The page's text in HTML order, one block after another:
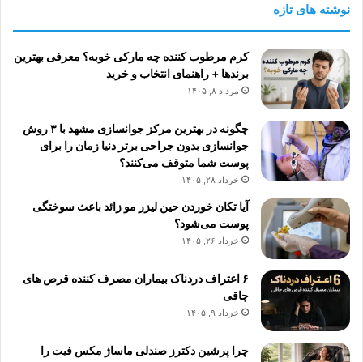
نوشته های تازه
کرم مرطوب کننده چه مارکی خوبه؟ معرفی بهترین
برندها + راهنمای انتخاب و خرید
مرداد ۸, ۱۴۰۵
چگونه در بهترین مرکز جوانسازی مشهد با ۳ روش
جوانسازی بدون جراحی برتر دنیا زمان را برای
پوست شما متوقف می‌کنند؟
خرداد ۲۸, ۱۴۰۵
آیا تکان خوردن حین لیزر مو زائد باعث سوختگی
پوست می‌شود؟
خرداد ۲۶, ۱۴۰۵
۶ اعتراف دردناک بیماران مصرف کننده قرص های
چاقی
خرداد ۹, ۱۴۰۵
چرا پرشین دکترز صندلی ماساژ مکس فیت را